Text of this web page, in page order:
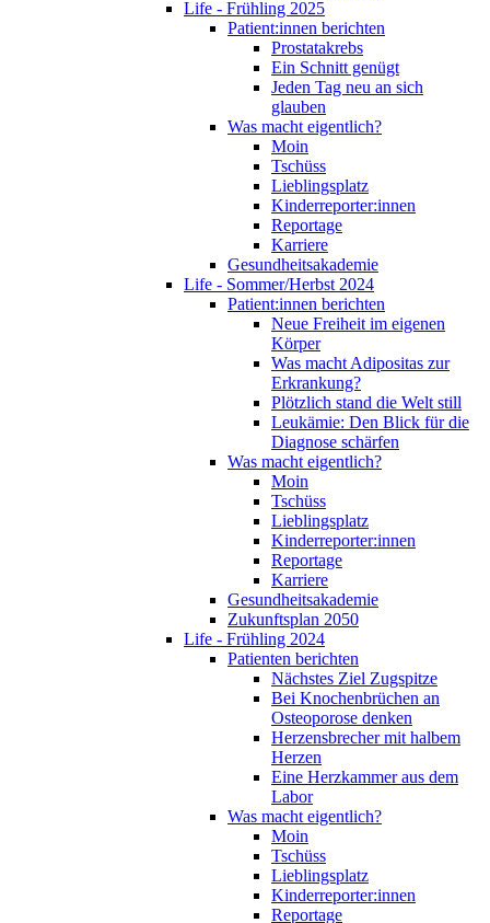
Life - Frühling 2025
Patient:innen berichten
Prostatakrebs
Ein Schnitt genügt
Jeden Tag neu an sich
glauben
Was macht eigentlich?
Moin
Tschüss
Lieblingsplatz
Kinderreporter:innen
Reportage
Karriere
Gesundheitsakademie
Life - Sommer/Herbst 2024
Patient:innen berichten
Neue Freiheit im eigenen
Körper
Was macht Adipositas zur
Erkrankung?
Plötzlich stand die Welt still
Leukämie: Den Blick für die
Diagnose schärfen
Was macht eigentlich?
Moin
Tschüss
Lieblingsplatz
Kinderreporter:innen
Reportage
Karriere
Gesundheitsakademie
Zukunftsplan 2050
Life - Frühling 2024
Patienten berichten
Nächstes Ziel Zugspitze
Bei Knochenbrüchen an
Osteoporose denken
Herzensbrecher mit halbem
Herzen
Eine Herzkammer aus dem
Labor
Was macht eigentlich?
Moin
Tschüss
Lieblingsplatz
Kinderreporter:innen
Reportage